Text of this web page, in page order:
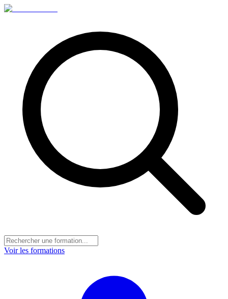
Voir les formations